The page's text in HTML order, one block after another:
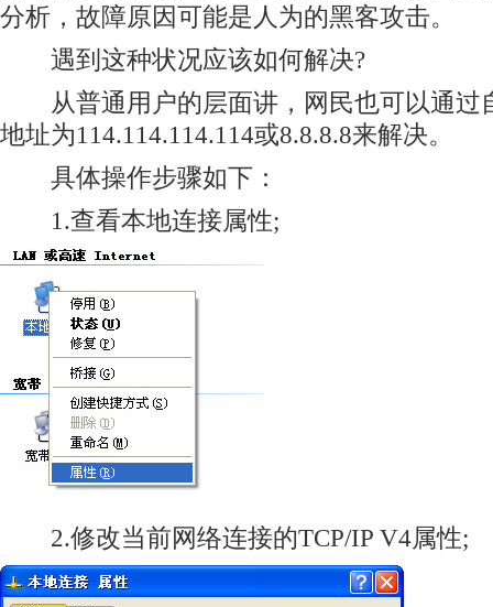
分析，故障原因可能是人为的黑客攻击。
遇到这种状况应该如何解决?
从普通用户的层面讲，网民也可以通过
地址为114.114.114.114或8.8.8.8来解决。
具体操作步骤如下：
1.查看本地连接属性;
2.修改当前网络连接的TCP/IP V4属性;